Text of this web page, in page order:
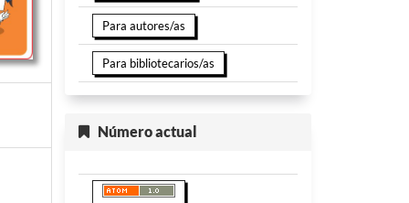
Para autores/as
Para bibliotecarios/as
Número actual